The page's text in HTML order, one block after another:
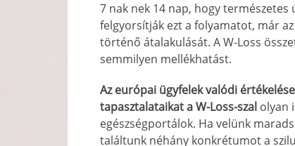
7 nak nek 14 nap, hogy
felgyorsítják ezt a folyamatot, már
történő átalakulását. A W-Loss
semmilyen mellékhatást.
Az európai ügyfelek valódi
tapasztalataikat a W-Loss-szal olyan
egészségportálok. Ha velünk
találtunk néhány konkrétumot a